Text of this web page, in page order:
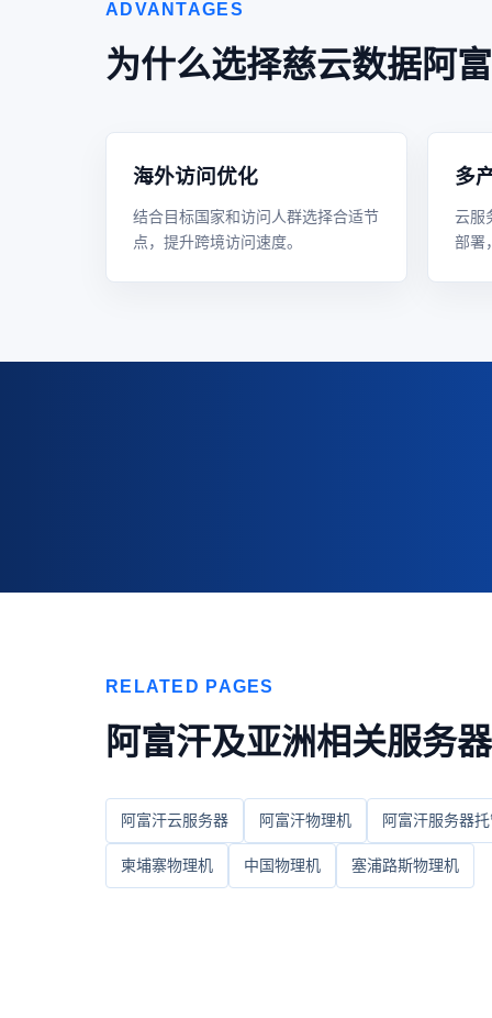
ADVANTAGES
为什么选择慈云数据阿
海外访问优化
结合目标国家和访问人群选择合适节
点，提升跨境访问速度。
多
云服
部署
RELATED PAGES
阿富汗及亚洲相关服务
阿富汗云服务器 阿富汗物理机 阿富汗服务器
柬埔寨物理机 中国物理机 塞浦路斯物理机